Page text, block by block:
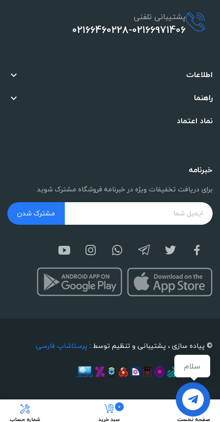
صفحه نخست
0
سبد خرید شماره حساب
پشتیبانی تلفنی
02166460228-02166971406
اطلاعات 
راهنما 
نماد اعتماد
خبرنامه
برای دریافت تخفیفات ویژه در خبرنامه فروشگاه مشترک شوید
مشترک شدن
© پیاده سازی ، پشتیبانی و تنظیم توسط : پرستاشاپ فارسی
سلام